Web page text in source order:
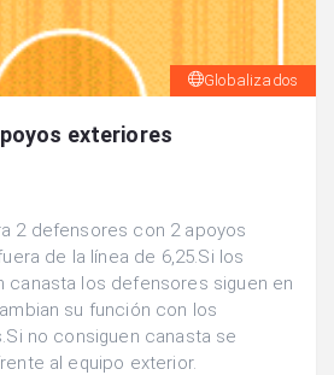
Globalizados
exteriores
2 defensores con 2 apoyos
de la línea de 6,25.Si los
canasta los defensores siguen en
su función con los
no consiguen canasta se
al equipo exterior.